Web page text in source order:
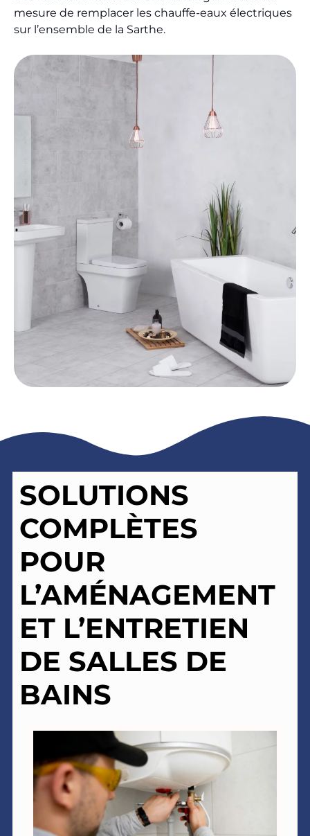
mesure de remplacer les chauffe-eaux électriques
sur l’ensemble de la Sarthe.
SOLUTIONS
COMPLÈTES
POUR
L’AMÉNAGEMENT
ET L’ENTRETIEN
DE SALLES DE
BAINS